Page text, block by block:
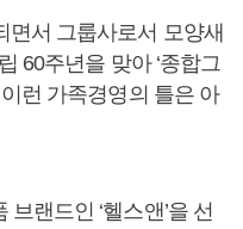
면서 그룹사로서 모양새
60주년을 맞아 ‘종합그
런 가족경영의 틀은 아
랜드인 ‘헬스앤’을 선